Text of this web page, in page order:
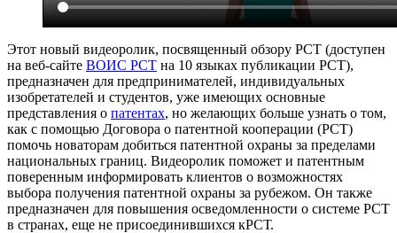
Этот новый видеоролик, посвященный обзору PCT (доступен
на веб-сайте ВОИС PCT на 10 языках публикации PCT),
предназначен для предпринимателей, индивидуальных
изобретателей и студентов, уже имеющих основные
представления о патентах, но желающих больше узнать о том,
как с помощью Договора о патентной кооперации (PCT)
помочь новаторам добиться патентной охраны за пределами
национальных границ. Видеоролик поможет и патентным
поверенным информировать клиентов о возможностях
выбора получения патентной охраны за рубежом. Он также
предназначен для повышения осведомленности о системе РСТ
в странах, еще не присоединившихся кРСТ.